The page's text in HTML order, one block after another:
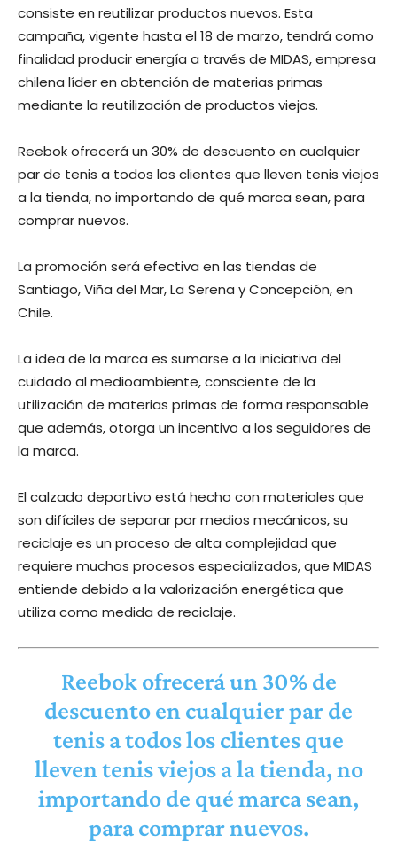
consiste en reutilizar productos nuevos. Esta
campaña, vigente hasta el 18 de marzo, tendrá como
finalidad producir energía a través de MIDAS, empresa
chilena líder en obtención de materias primas
mediante la reutilización de productos viejos.
Reebok ofrecerá un 30% de descuento en cualquier
par de tenis a todos los clientes que lleven tenis viejos
a la tienda, no importando de qué marca sean, para
comprar nuevos.
La promoción será efectiva en las tiendas de
Santiago, Viña del Mar, La Serena y Concepción, en
Chile.
La idea de la marca es sumarse a la iniciativa del
cuidado al medioambiente, consciente de la
utilización de materias primas de forma responsable
que además, otorga un incentivo a los seguidores de
la marca.
El calzado deportivo está hecho con materiales que
son difíciles de separar por medios mecánicos, su
reciclaje es un proceso de alta complejidad que
requiere muchos procesos especializados, que MIDAS
entiende debido a la valorización energética que
utiliza como medida de reciclaje.
Reebok ofrecerá un 30% de
descuento en cualquier par de
tenis a todos los clientes que
lleven tenis viejos a la tienda, no
importando de qué marca sean,
para comprar nuevos.